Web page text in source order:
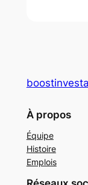
À propos
Équipe
Histoire
Emplois